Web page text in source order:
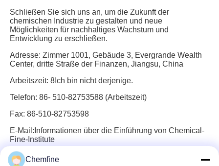
Schließen Sie sich uns an, um die Zukunft der
chemischen Industrie zu gestalten und neue
Möglichkeiten für nachhaltiges Wachstum und
Entwicklung zu erschließen.
Adresse: Zimmer 1001, Gebäude 3, Evergrande Wealth
Center, dritte Straße der Finanzen, Jiangsu, China
Arbeitszeit: 8Ich bin nicht derjenige.
Telefon: 86- 510-82753588 (Arbeitszeit)
Fax: 86-510-82753598
E-Mail: Informationen über die Einführung von Chemical-
Fine-Institute
Chemfine